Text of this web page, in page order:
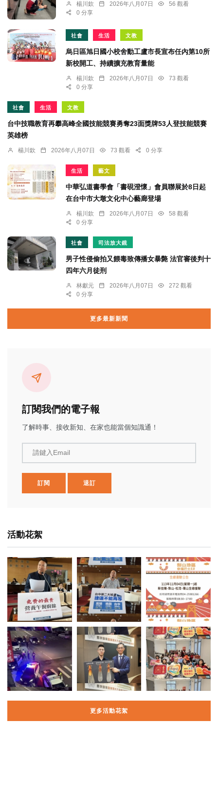
楊川欽 2026年八月07日
56 觀看
0 分享
社會 生活 文教
烏日區旭日國小校舍動工盧市長宣布任內第10所
新校開工、持續擴充教育量能
楊川欽 2026年八月07日
73 觀看
0 分享
社會 生活 文教
台中技職教育再攀高峰全國技能競賽勇奪23面獎牌53人登技能競賽
英雄榜
楊川欽 2026年八月07日 73 觀看 0 分享
生活 藝文
中華弘道書學會「書硯澄懷」會員聯展於8日起
在台中市大墩文化中心藝廊登場
楊川欽 2026年八月07日
58 觀看
0 分享
社會 司法放大鏡
男子性侵偷拍又餵毒致傳播女暴斃 法官審後判十
四年六月徒刑
林獻元 2026年八月07日
272 觀看
0 分享
更多最新新聞
訂閱我們的電子報
了解時事、接收新知、在家也能當個知識通！
請鍵入Email
訂閱 退訂
活動花絮
更多活動花絮